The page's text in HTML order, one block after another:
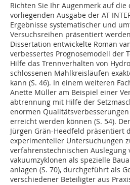
Richten Sie Ihr Augenmerk auf
vorliegenden Ausgabe der AT
Ergebnisse systematischer und
Versuchsreihen präsentiert
Dissertation entwickelte Roman
verbessertes Prognosemodell der
Hilfe das Trennverhalten von
schlossenen Mahlkreisläufen
kann (S. 46). In einem weiteren
Anette Müller am Beispiel einer
abtrennung mit Hilfe der
enormen
erreicht werden können (S. 54).
Jürgen Grän-Heedfeld präsentiert
experimenteller Untersuchungen
verfahrenstechnischen Auslegung
vakuumzyklonen als spezielle
anlagen (S. 70), durchgeführt als
verschiedener Beteiligter aus